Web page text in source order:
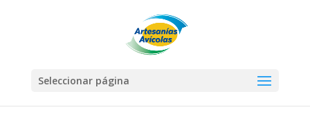
Seleccionar página